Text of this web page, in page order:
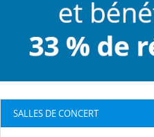
SALLES DE CONCERT